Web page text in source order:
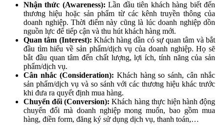
Nhận thức (Awareness): Lần đầu tiên khách hàng biết đến
thương hiệu hoặc sản phẩm từ các kênh truyền thông của
doanh nghiệp. Thời điểm này cũng là lúc doanh nghiệp dồn
nguồn lực để tiếp cận và thu hút khách hàng mới.
Quan tâm (Interest): Khách hàng dần có sự quan tâm và bắt
đầu tìm hiểu về sản phẩm/dịch vụ của doanh nghiệp. Họ sẽ
bắt đầu quan tâm đến chất lượng, lợi ích, tính năng của sản
phẩm/dịch vụ.
Cân nhắc (Consideration): Khách hàng so sánh, cân nhắc
sản phẩm/dịch vụ và so sánh với các thương hiệu khác trước
khi đưa ra quyết định mua hàng.
Chuyển đổi (Conversion):Khách hàng thực hiện hành động
chuyển đổi mà doanh nghiệp mong muốn, bao gồm mua
hàng, điền form, đăng ký sử dụng dịch vụ, thanh toán,…